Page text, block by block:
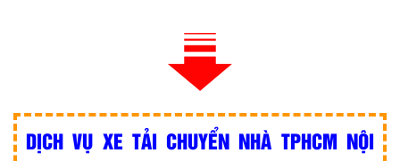
DỊCH VỤ XE TẢI CHUYỂN NHÀ TPHCM NỘI